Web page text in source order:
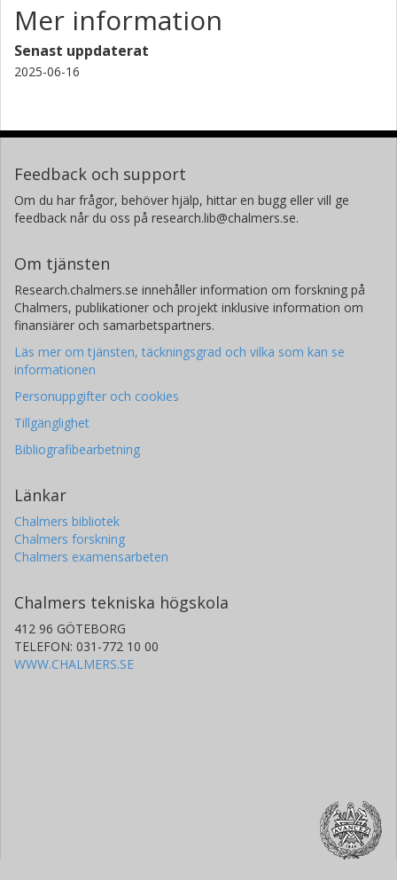
Mer information
Senast uppdaterat
2025-06-16
Feedback och support
Om du har frågor, behöver hjälp, hittar en bugg eller vill ge
feedback når du oss på research.lib@chalmers.se.
Om tjänsten
Research.chalmers.se innehåller information om forskning på
Chalmers, publikationer och projekt inklusive information om
finansiärer och samarbetspartners.
Läs mer om tjänsten, täckningsgrad och vilka som kan se
informationen
Personuppgifter och cookies
Tillgänglighet
Bibliografibearbetning
Länkar
Chalmers bibliotek
Chalmers forskning
Chalmers examensarbeten
Chalmers tekniska högskola
412 96 GÖTEBORG
TELEFON: 031-772 10 00
WWW.CHALMERS.SE